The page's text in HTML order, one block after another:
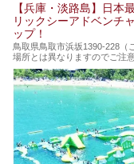
【兵庫・淡路島】日本
リックシーアドベンチ
ップ！
鳥取県鳥取市浜坂1390‐228
場所とは異なりますのでご注